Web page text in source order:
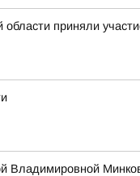
приняли
Владимировной